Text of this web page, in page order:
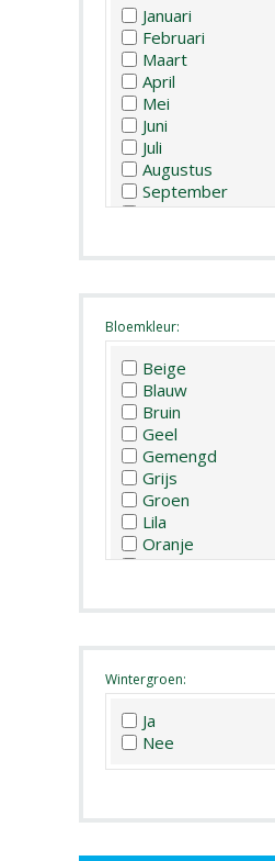
Januari
Februari
Maart
April
Mei
Juni
Juli
Augustus
September
Oktober
Bloemkleur:
Beige
Blauw
Bruin
Geel
Gemengd
Grijs
Groen
Lila
Oranje
Paars
Wintergroen:
Ja
Nee